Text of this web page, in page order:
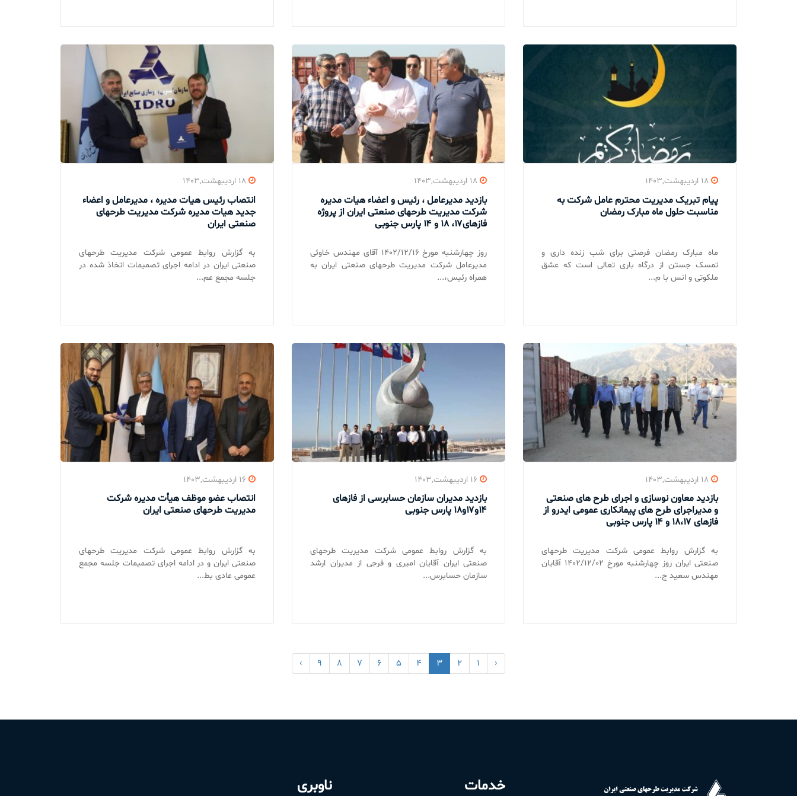
۱۸ اردیبهشت,۱۴۰۳
پیام تبریک مدیریت محترم عامل شرکت به
مناسبت حلول ماه مبارک رمضان
ماه مبارک رمضان فرصتی برای شب زنده داری و
تمسک جستن از درگاه باری تعالی است که عشق
ملکوتی و انس با م...
۱۸ اردیبهشت,۱۴۰۳
بازدید مدیرعامل ، رئیس و اعضاء هیات مدیره
شرکت مدیریت طرحهای صنعتی ایران از پروژه
فازهای۱۷، ۱۸ و ۱۴ پارس جنوبی
روز چهارشنبه مورخ ۱۴۰۲/۱۲/۱۶ آقای مهندس خاوئی
مدیرعامل شرکت مدیریت طرحهای صنعتی ایران به
همراه رئیس،...
۱۸ اردیبهشت,۱۴۰۳
انتصاب رئیس هیات مدیره ، مدیرعامل و اعضاء
جدید هیات مدیره شرکت مدیریت طرحهای
صنعتی ایران
به گزارش روابط عمومی شرکت مدیریت طرحهای
صنعتی ایران در ادامه اجرای تصمیمات اتخاذ شده در
جلسه مجمع عم...
۱۸ اردیبهشت,۱۴۰۳
بازدید معاون نوسازی و اجرای طرح های صنعتی
و مدیراجرای طرح های پیمانکاری عمومی ایدرو از
فازهای ۱۸،۱۷ و ۱۴ پارس جنوبی
به گزارش روابط عمومی شرکت مدیریت طرحهای
صنعتی ایران روز چهارشنبه مورخ ۱۴۰۲/۱۲/۰۲ آقایان
مهندس سعید ج...
۱۶ اردیبهشت,۱۴۰۳
بازدید مدیران سازمان حسابرسی از فازهای
۱۴و۱۷و۱۸ پارس جنوبی
به گزارش روابط عمومی شرکت مدیریت طرحهای
صنعتی ایران آقایان امیری و فرجی از مدیران ارشد
سازمان حسابرس...
۱۶ اردیبهشت,۱۴۰۳
انتصاب عضو موظف هیأت مدیره شرکت
مدیریت طرحهای صنعتی ایران
به گزارش روابط عمومی شرکت مدیریت طرحهای
صنعتی ایران و در ادامه اجرای تصمیمات جلسه مجمع
عمومی عادی بط...
‹ ۱ ۲ ۳ ۴ ۵ ۶ ۷ ۸ ۹ ›
خدمات ناوبری